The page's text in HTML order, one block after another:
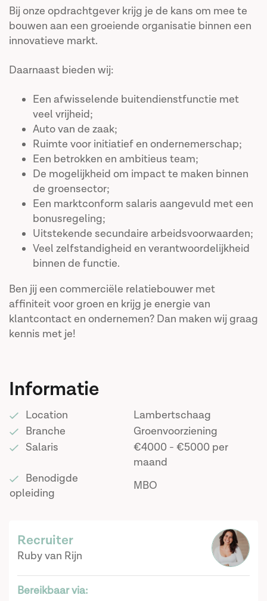
Bij onze opdrachtgever krijg je de kans om mee te
bouwen aan een groeiende organisatie binnen een
innovatieve markt.
Daarnaast bieden wij:
Een afwisselende buitendienstfunctie met
veel vrijheid;
Auto van de zaak;
Ruimte voor initiatief en ondernemerschap;
Een betrokken en ambitieus team;
De mogelijkheid om impact te maken binnen
de groensector;
Een marktconform salaris aangevuld met een
bonusregeling;
Uitstekende secundaire arbeidsvoorwaarden;
Veel zelfstandigheid en verantwoordelijkheid
binnen de functie.
Ben jij een commerciële relatiebouwer met
affiniteit voor groen en krijg je energie van
klantcontact en ondernemen? Dan maken wij graag
kennis met je!
Informatie
Location
Lambertschaag
Branche
Groenvoorziening
Salaris
€4000 - €5000 per
maand
Benodigde
opleiding
MBO
Recruiter
Ruby van Rijn
Bereikbaar via: